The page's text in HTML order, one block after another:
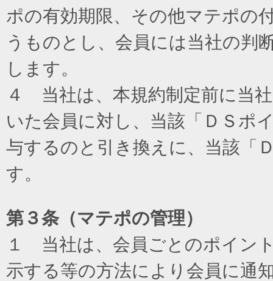
ポの有効期限、その他マテポの
うものとし、会員には当社の判
します。
４ 当社は、本規約制定前に当
いた会員に対し、当該「ＤＳポ
与するのと引き換えに、当該「
す。
第３条（マテポの管理）
１ 当社は、会員ごとのポイン
示する等の方法により会員に通